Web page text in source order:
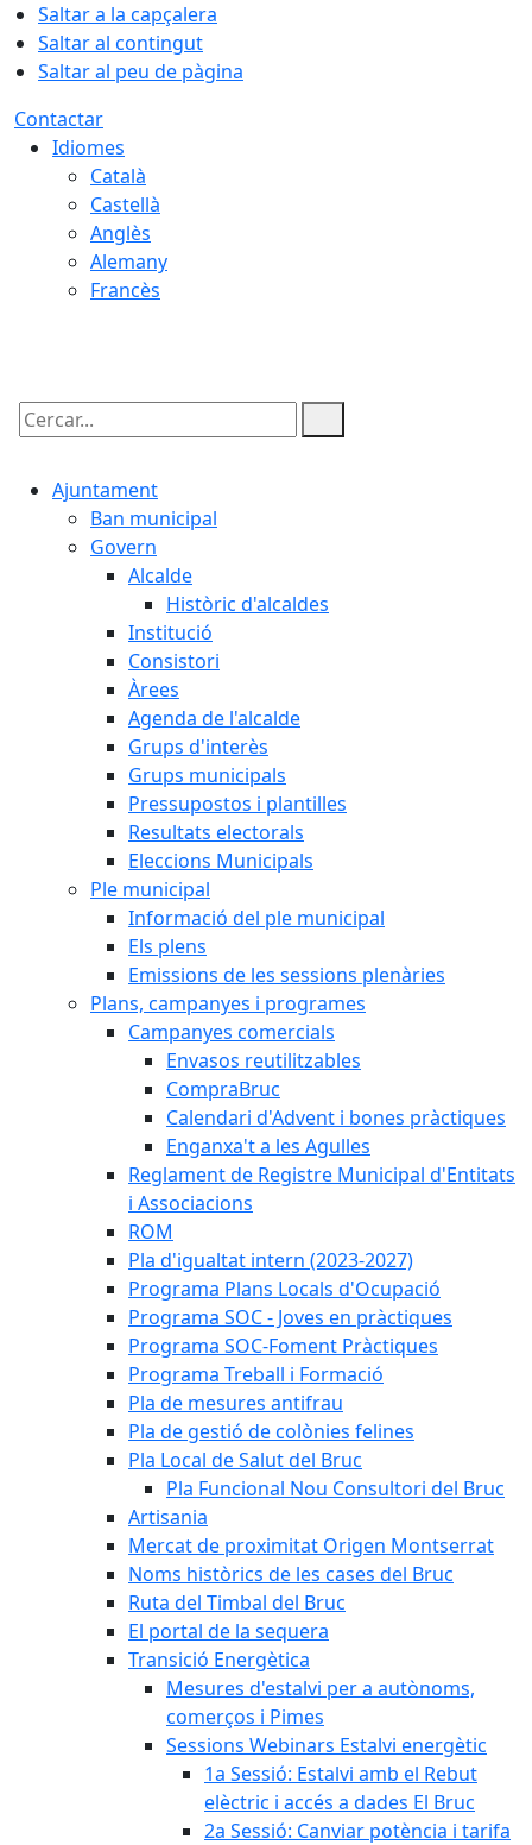
Saltar a la capçalera
Saltar al contingut
Saltar al peu de pàgina
Contactar
Idiomes
Català
Castellà
Anglès
Alemany
Francès
Cercar:
Ajuntament
Ban municipal
Govern
Alcalde
Històric d'alcaldes
Institució
Consistori
Àrees
Agenda de l'alcalde
Grups d'interès
Grups municipals
Pressupostos i plantilles
Resultats electorals
Eleccions Municipals
Ple municipal
Informació del ple municipal
Els plens
Emissions de les sessions plenàries
Plans, campanyes i programes
Campanyes comercials
Envasos reutilitzables
CompraBruc
Calendari d'Advent i bones pràctiques
Enganxa't a les Agulles
Reglament de Registre Municipal d'Entitats
i Associacions
ROM
Pla d'igualtat intern (2023-2027)
Programa Plans Locals d'Ocupació
Programa SOC - Joves en pràctiques
Programa SOC-Foment Pràctiques
Programa Treball i Formació
Pla de mesures antifrau
Pla de gestió de colònies felines
Pla Local de Salut del Bruc
Pla Funcional Nou Consultori del Bruc
Artisania
Mercat de proximitat Origen Montserrat
Noms històrics de les cases del Bruc
Ruta del Timbal del Bruc
El portal de la sequera
Transició Energètica
Mesures d'estalvi per a autònoms,
comerços i Pimes
Sessions Webinars Estalvi energètic
1a Sessió: Estalvi amb el Rebut
elèctric i accés a dades El Bruc
2a Sessió: Canviar potència i tarifa